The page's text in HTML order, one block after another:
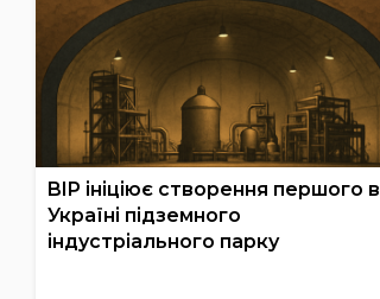
BIP ініціює створення першого в
Україні підземного
індустріального парку